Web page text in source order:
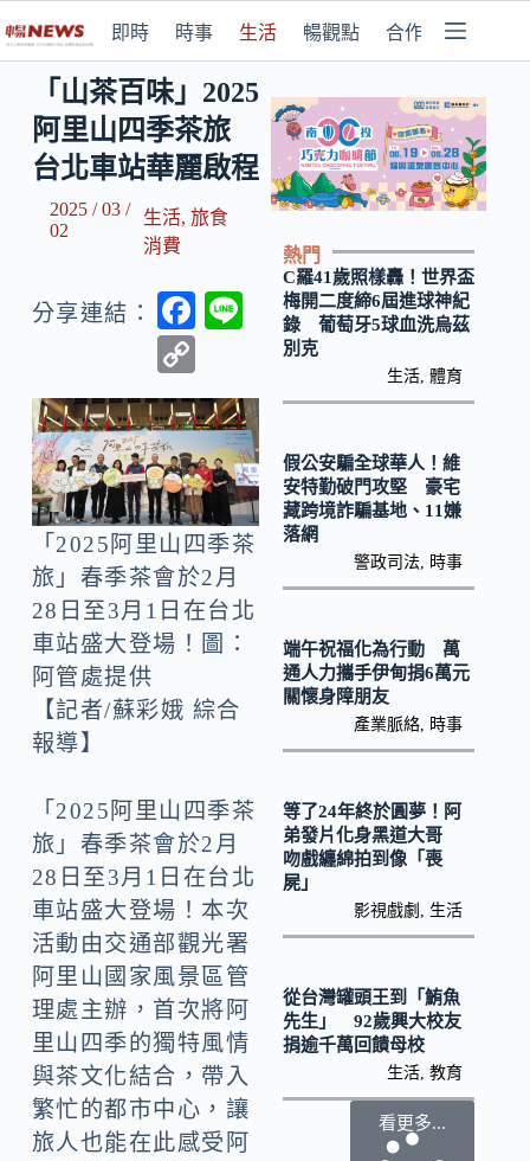
即時 時事 生活 暢觀點 合作媒體
「山茶百味」2025
阿里山四季茶旅
台北車站華麗啟程
2025 / 03 /
02
生活, 旅食
消費
分享連結：
F
b
o
o
k
o
p
y
Li
n
k
「2025阿里山四季茶
旅」春季茶會於2月
28日至3月1日在台北
車站盛大登場！圖：
阿管處提供
【記者/蘇彩娥 綜合
報導】
「2025阿里山四季茶
旅」春季茶會於2月
28日至3月1日在台北
車站盛大登場！本次
活動由交通部觀光署
阿里山國家風景區管
理處主辦，首次將阿
里山四季的獨特風情
與茶文化結合，帶入
繁忙的都市中心，讓
旅人也能在此感受阿
熱門
C羅41歲照樣轟！世界盃
梅開二度締6屆進球神紀
錄 葡萄牙5球血洗烏茲
別克
生活 ,體育
假公安騙全球華人！維
安特勤破門攻堅 豪宅
藏跨境詐騙基地、11嫌
落網
警政司法 時事
端午祝福化為行動 萬
通人力攜手伊甸捐6萬元
關懷身障朋友
產業脈絡 時事
等了24年終於圓夢！阿
弟發片化身黑道大哥
吻戲纏綿拍到像「喪
屍」
影視戲劇 生活
從台灣罐頭王到「鮪魚
先生」 92歲興大校友
捐逾千萬回饋母校
生活 ,教育
看更多...